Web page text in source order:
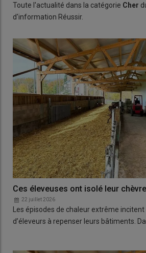
Toute l'actualité dans la catégorie Cher
d'information Réussir.
Ces éleveuses ont isolé leur
22 juillet 2026
Les épisodes de chaleur extrême incitent
d’éleveurs à repenser leurs bâtiments.